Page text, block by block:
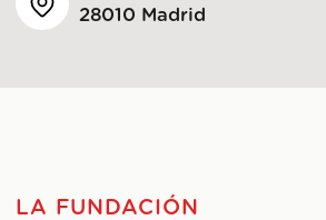
28010 Madrid
LA FUNDACIÓN